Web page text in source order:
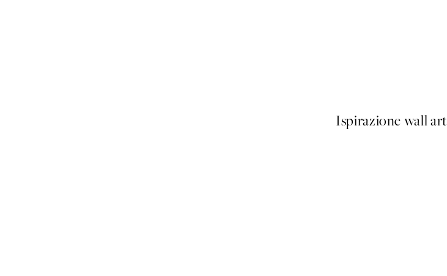
Ispirazione wall art